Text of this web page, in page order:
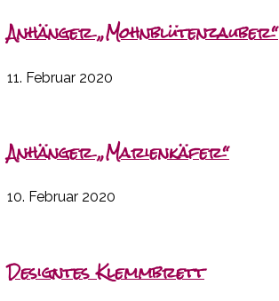
Anhänger „Mohnblütenzauber“
11. Februar 2020
Anhänger „Marienkäfer“
10. Februar 2020
Designtes Klemmbrett